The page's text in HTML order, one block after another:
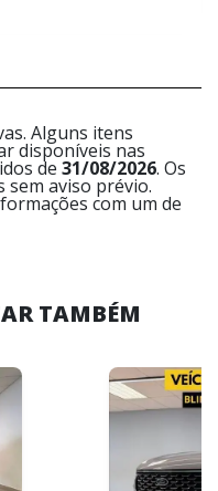
Alguns itens
disponíveis nas
de 31/08/2026. Os
sem aviso prévio.
com um de
TAMBÉM